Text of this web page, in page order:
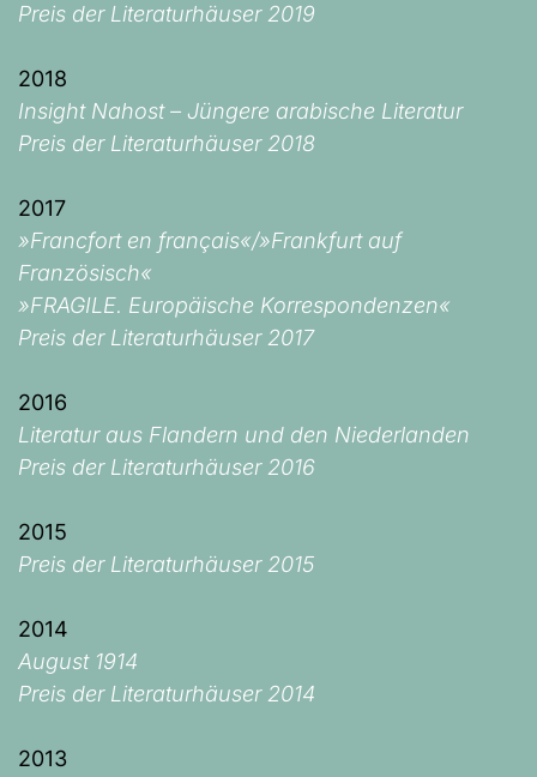
Preis der Literaturhäuser 2019
2018
Insight Nahost – Jüngere arabische Literatur
Preis der Literaturhäuser 2018
2017
»Francfort en français«/»Frankfurt auf
Französisch«
»FRAGILE. Europäische Korrespondenzen«
Preis der Literaturhäuser 2017
2016
Literatur aus Flandern und den Niederlanden
Preis der Literaturhäuser 2016
2015
Preis der Literaturhäuser 2015
2014
August 1914
Preis der Literaturhäuser 2014
2013